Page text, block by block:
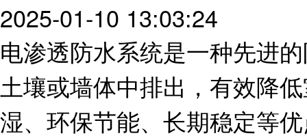
2025-01-10 13:03:24
电渗透防水系统是一种先进
土壤或墙体中排出，有效降
湿、环保节能、长期稳定等